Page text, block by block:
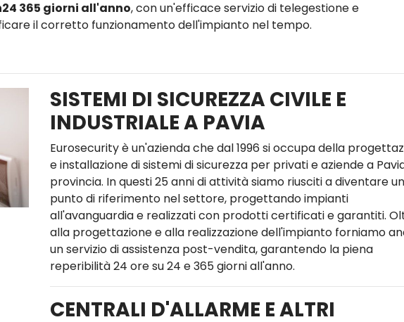
365 giorni all'anno, con un'efficace servizio di telegestione e
il corretto funzionamento dell'impianto nel tempo.
SISTEMI DI SICUREZZA CIVILE E
INDUSTRIALE A PAVIA
Eurosecurity è un'azienda che dal 1996 si occupa della
e installazione di sistemi di sicurezza per privati e aziende a
provincia. In questi 25 anni di attività siamo riusciti a diventare un
punto di riferimento nel settore, progettando impianti
all'avanguardia e realizzati con prodotti certificati e garantiti.
alla progettazione e alla realizzazione dell'impianto forniamo
un servizio di assistenza post-vendita, garantendo la piena
reperibilità 24 ore su 24 e 365 giorni all'anno.
CENTRALI D'ALLARME E ALTRI